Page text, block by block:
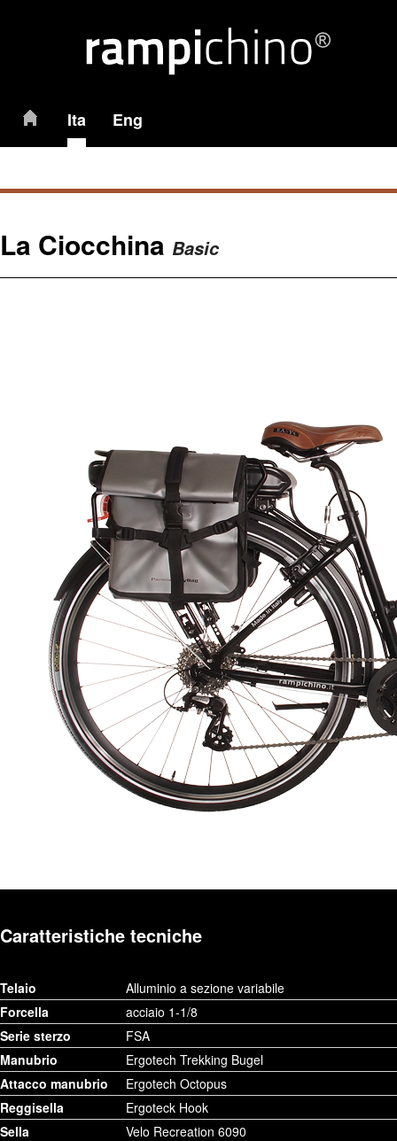
Ita Eng
La Ciocchina Basic
Caratteristiche tecniche
Telaio
Alluminio a sezione variabile
Forcella
acciaio 1-1/8
Serie sterzo
FSA
Manubrio
Ergotech Trekking Bugel
Attacco manubrio
Ergotech Octopus
Reggisella
Ergoteck Hook
Sella
Velo Recreation 6090